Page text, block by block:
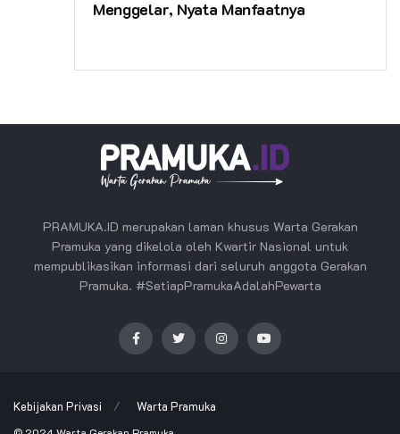
Menggelar, Nyata Manfaatnya
PRAMUKA.ID merupakan laman khusus Warta Gerakan
Pramuka yang dikelola oleh Kwartir Nasional untuk
mempublikasikan informasi dari seluruh anggota Gerakan
Pramuka. #SetiapPramukaAdalahPewarta
Kebijakan Privasi Warta Pramuka